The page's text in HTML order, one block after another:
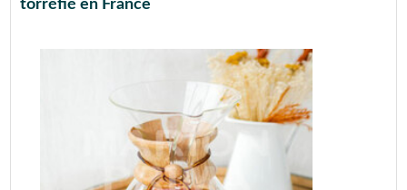
torréfié en France